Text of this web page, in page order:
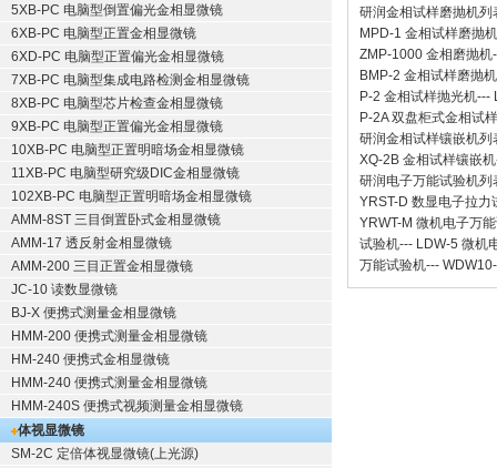
5XB-PC 电脑型倒置偏光金相显微镜
6XB-PC 电脑型正置金相显微镜
6XD-PC 电脑型正置偏光金相显微镜
7XB-PC 电脑型集成电路检测金相显微镜
8XB-PC 电脑型芯片检查金相显微镜
9XB-PC 电脑型正置偏光金相显微镜
10XB-PC 电脑型正置明暗场金相显微镜
11XB-PC 电脑型研究级DIC金相显微镜
102XB-PC 电脑型正置明暗场金相显微镜
AMM-8ST 三目倒置卧式金相显微镜
AMM-17 透反射金相显微镜
AMM-200 三目正置金相显微镜
JC-10 读数显微镜
BJ-X 便携式测量金相显微镜
HMM-200 便携式测量金相显微镜
HM-240 便携式金相显微镜
HMM-240 便携式测量金相显微镜
HMM-240S 便携式视频测量金相显微镜
体视显微镜
SM-2C 定倍体视显微镜(上光源)
研润金相试样磨抛机列
MPD-1 金相试样磨抛机
ZMP-1000 金相磨抛机
BMP-2 金相试样磨抛机
P-2 金相试样抛光机---
P-2A 双盘柜式金相试
研润金相试样镶嵌机列
XQ-2B 金相试样镶嵌机
研润电子万能试验机列
YRST-D 数显电子拉力
YRWT-M 微机电子万
试验机--- LDW-5 微机
万能试验机---